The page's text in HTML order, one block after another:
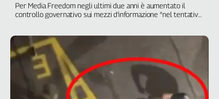
Per Media Freedom negli ultimi due anni è aumentato il
controllo governativo sui mezzi d’informazione “nel tentativo